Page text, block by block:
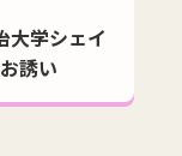
大学シェイ
誘い